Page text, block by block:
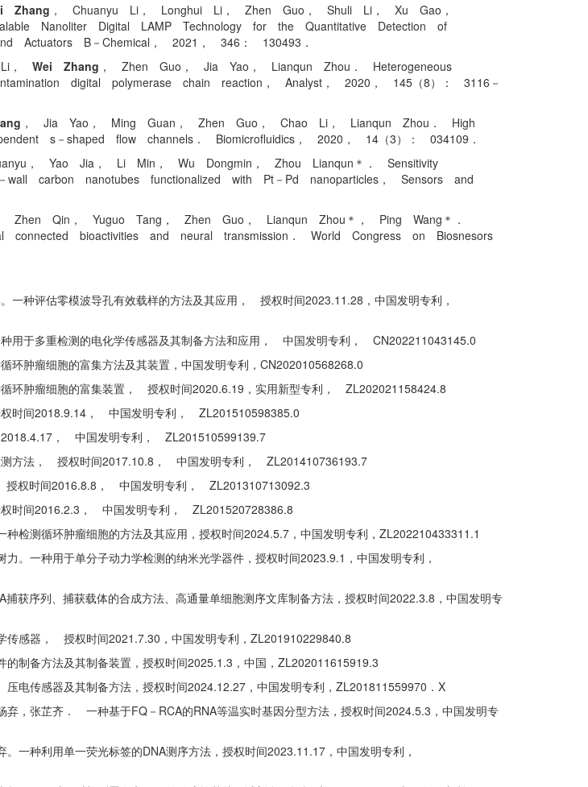
Zhang ， Chuanyu Li， Longhui Li， Zhen Guo， Shuli Li， Xu Gao，
Nanoliter Digital LAMP Technology for the Quantitative Detection of
Actuators B－Chemical， 2021， 346： 130493．
， Wei Zhang ， Zhen Guo， Jia Yao， Lianqun Zhou． Heterogeneous
digital polymerase chain reaction， Analyst， 2020， 145（8）： 3116－
， Jia Yao， Ming Guan， Zhen Guo， Chao Li， Lianqun Zhou． High
s－shaped flow channels． Biomicrofluidics， 2020， 14（3）： 034109．
， Yao Jia， Li Min， Wu Dongmin， Zhou Lianqun＊． Sensitivity
carbon nanotubes functionalized with Pt－Pd nanoparticles， Sensors and
Zhen Qin， Yuguo Tang， Zhen Guo， Lianqun Zhou＊， Ping Wang＊．
connected bioactivities and neural transmission． World Congress on Biosnesors
一种评估零模波导孔有效载样的方法及其应用， 授权时间2023.11.28，中国发明专利，
用于多重检测的电化学传感器及其制备方法和应用， 中国发明专利， CN202211043145.0
环肿瘤细胞的富集方法及其装置，中国发明专利，CN202010568268.0
循环肿瘤细胞的富集装置， 授权时间2020.6.19，实用新型专利， ZL202021158424.8
权时间2018.9.14， 中国发明专利， ZL201510598385.0
2018.4.17， 中国发明专利， ZL201510599139.7
测方法， 授权时间2017.10.8， 中国发明专利， ZL201410736193.7
授权时间2016.8.8， 中国发明专利， ZL201310713092.3
权时间2016.2.3， 中国发明专利， ZL201520728386.8
检测循环肿瘤细胞的方法及其应用，授权时间2024.5.7，中国发明专利，ZL202210433311.1
力。一种用于单分子动力学检测的纳米光学器件，授权时间2023.9.1，中国发明专利，
捕获序列、捕获载体的合成方法、高通量单细胞测序文库制备方法，授权时间2022.3.8，中国发明专
传感器， 授权时间2021.7.30，中国发明专利，ZL201910229840.8
制备方法及其制备装置，授权时间2025.1.3，中国，ZL202011615919.3
电传感器及其制备方法，授权时间2024.12.27，中国发明专利，ZL201811559970．X
弃，张芷齐． 一种基于FQ－RCA的RNA等温实时基因分型方法，授权时间2024.5.3，中国发明专
。一种利用单一荧光标签的DNA测序方法，授权时间2023.11.17，中国发明专利，